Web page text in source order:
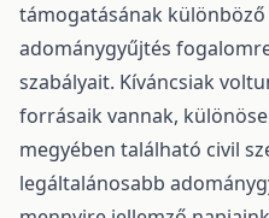
támogatásának
adománygyűjtés
szabályait. Kíváncsiak
forrásaik vannak,
megyében található civil
legáltalánosabb